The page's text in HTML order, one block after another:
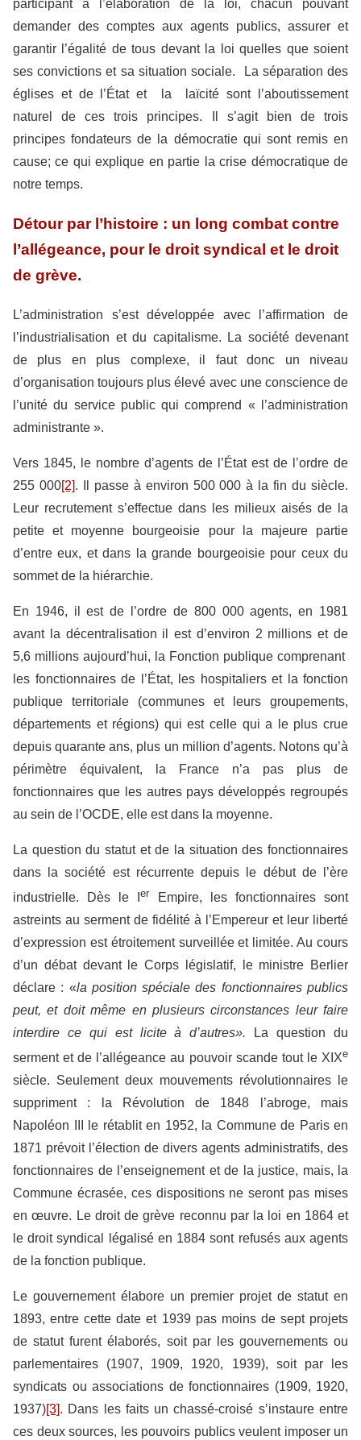
participant à l’élaboration de la loi, chacun pouvant
demander des comptes aux agents publics, assurer et
garantir l’égalité de tous devant la loi quelles que soient
ses convictions et sa situation sociale. La séparation des
églises et de l’État et la laïcité sont l’aboutissement
naturel de ces trois principes. Il s’agit bien de trois
principes fondateurs de la démocratie qui sont remis en
cause; ce qui explique en partie la crise démocratique de
notre temps.
Détour par l’histoire : un long combat contre
l’allégeance, pour le droit syndical et le droit
de grève.
L’administration s’est développée avec l’affirmation de
l’industrialisation et du capitalisme. La société devenant
de plus en plus complexe, il faut donc un niveau
d’organisation toujours plus élevé avec une conscience de
l’unité du service public qui comprend « l’administration
administrante ».
Vers 1845, le nombre d’agents de l’État est de l’ordre de
255 000[2]. Il passe à environ 500 000 à la fin du siècle.
Leur recrutement s’effectue dans les milieux aisés de la
petite et moyenne bourgeoisie pour la majeure partie
d’entre eux, et dans la grande bourgeoisie pour ceux du
sommet de la hiérarchie.
En 1946, il est de l’ordre de 800 000 agents, en 1981
avant la décentralisation il est d’environ 2 millions et de
5,6 millions aujourd’hui, la Fonction publique comprenant
les fonctionnaires de l’État, les hospitaliers et la fonction
publique territoriale (communes et leurs groupements,
départements et régions) qui est celle qui a le plus crue
depuis quarante ans, plus un million d’agents. Notons qu’à
périmètre équivalent, la France n’a pas plus de
fonctionnaires que les autres pays développés regroupés
au sein de l’OCDE, elle est dans la moyenne.
La question du statut et de la situation des fonctionnaires
dans la société est récurrente depuis le début de l’ère
industrielle. Dès le Ier Empire, les fonctionnaires sont
astreints au serment de fidélité à l’Empereur et leur liberté
d’expression est étroitement surveillée et limitée. Au cours
d’un débat devant le Corps législatif, le ministre Berlier
déclare : «la position spéciale des fonctionnaires publics
peut, et doit même en plusieurs circonstances leur faire
interdire ce qui est licite à d’autres».
La question du
serment et de l’allégeance au pouvoir scande tout le XIXe
siècle. Seulement deux mouvements révolutionnaires le
suppriment : la Révolution de 1848 l’abroge, mais
Napoléon III le rétablit en 1952, la Commune de Paris en
1871 prévoit l’élection de divers agents administratifs, des
fonctionnaires de l’enseignement et de la justice, mais, la
Commune écrasée, ces dispositions ne seront pas mises
en œuvre. Le droit de grève reconnu par la loi en 1864 et
le droit syndical légalisé en 1884 sont refusés aux agents
de la fonction publique.
Le gouvernement élabore un premier projet de statut en
1893, entre cette date et 1939 pas moins de sept projets
de statut furent élaborés, soit par les gouvernements ou
parlementaires (1907, 1909, 1920, 1939), soit par les
syndicats ou associations de fonctionnaires (1909, 1920,
1937)[3]. Dans les faits un chassé-croisé s’instaure entre
ces deux sources, les pouvoirs publics veulent imposer un